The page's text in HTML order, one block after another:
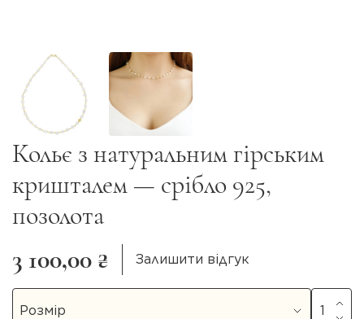
Кольє з натуральним гірським
кришталем — срібло 925,
позолота
3 100,00 ₴
Залишити відгук